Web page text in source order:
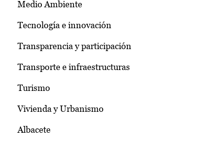
Medio Ambiente
Tecnología e innovación
Transparencia y participación
Transporte e infraestructuras
Turismo
Vivienda y Urbanismo
Albacete